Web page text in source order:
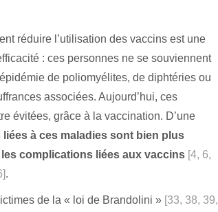
réduire l’utilisation des vaccins est une
: ces personnes ne se souviennent
de poliomyélites, de diphtéries ou
associées. Aujourd’hui, ces
évitées, grâce à la vaccination. D’une
liées à ces maladies sont bien plus
complications liées aux vaccins [4, 6,
.
de la « loi de Brandolini » [33, 38, 39,